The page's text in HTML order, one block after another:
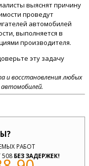
выяснят причину
проведут
автомобилей
выполняется в
производителя.
эту задачу
и восстановления любых
РАБОТ
508 БЕЗ ЗАДЕРЖЕК!